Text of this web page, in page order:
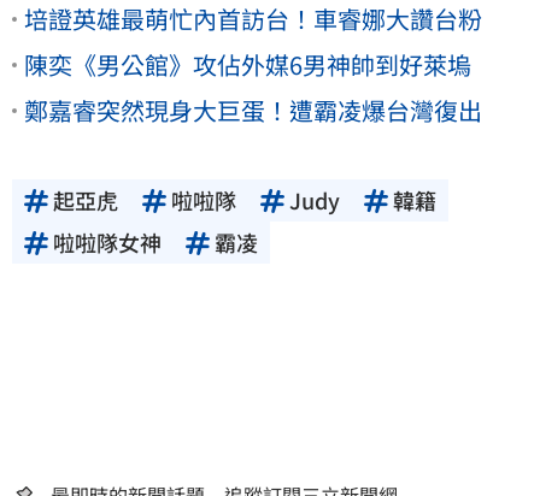
培證英雄最萌忙內首訪台！車睿娜大讚台粉
陳奕《男公館》攻佔外媒6男神帥到好萊塢
鄭嘉睿突然現身大巨蛋！遭霸凌爆台灣復出
起亞虎 啦啦隊 Judy
韓籍
啦啦隊女神
霸凌